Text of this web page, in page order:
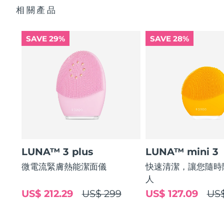
16檔強度，符合人體工程學的輕質設計，智能app護膚。
通用操作指南
相關產品
SAVE 29%
LUNA™ 3 plus
微電流緊膚熱能潔面儀
US$ 299
US$ 212.29
SAVE 28%
LUNA™ mini 3
快速清潔，讓您隨
人
US$ 127.09